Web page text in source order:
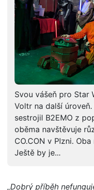
Svou vášeň pro Star
Voltr na další
sestrojil B2EMO z
oběma navštěvuje
CO.CON v Plzni.
Ještě by je...
„Dobrý příběh